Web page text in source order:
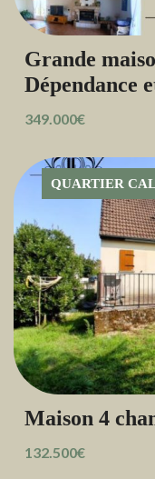
Grande
Dépendance
349.000€
QUARTIER
Maison 4
132.500€